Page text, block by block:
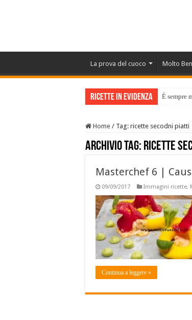
La prova del cuoco Molto
Ricette in evidenza È sempre
Home / Tag: ricette secodni piatti
Archivio tag: ricette
Masterchef 6 |
09/09/2017 Immagini ricette,
Continua a leggere »